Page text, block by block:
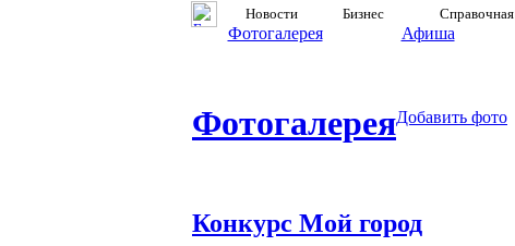
Новости Бизнес Справочная
Фотогалерея
Афиша
ФотогалереяДобавить фото
Конкурс Мой город